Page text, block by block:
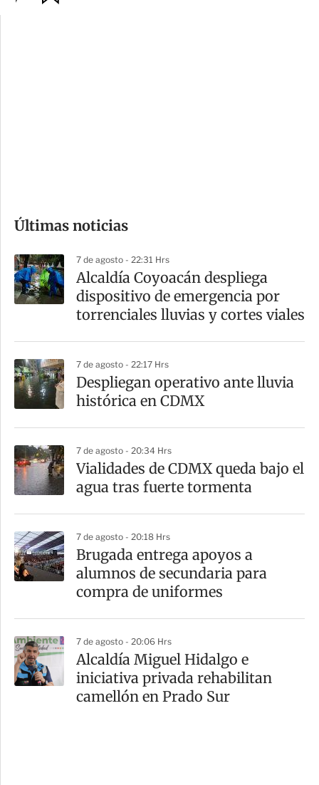
m
a
r
t
Últimas noticias
7 de agosto - 22:31 Hrs
Alcaldía Coyoacán despliega
dispositivo de emergencia por
torrenciales lluvias y cortes viales
7 de agosto - 22:17 Hrs
Despliegan operativo ante lluvia
histórica en CDMX
7 de agosto - 20:34 Hrs
Vialidades de CDMX queda bajo el
agua tras fuerte tormenta
7 de agosto - 20:18 Hrs
Brugada entrega apoyos a
alumnos de secundaria para
compra de uniformes
7 de agosto - 20:06 Hrs
Alcaldía Miguel Hidalgo e
iniciativa privada rehabilitan
camellón en Prado Sur